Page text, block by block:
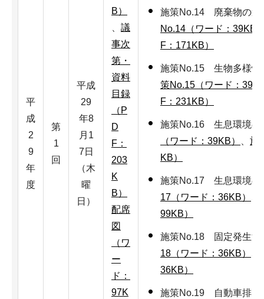
平
成
2
9
年
度
第
1
回
平成
29
年8
月1
7日
（木
曜
日）
B）
議
事次
第・
資料
目録
（P
D
F：
203
K
B）
配席
図
（ワ
ー
ド：
97K
施策No.14 廃棄物の
No.14（ワード：39KB
F：171KB）
施策No.15 生物多様
策No.15（ワード：
F：231KB）
施策No.16 生息環境
（ワード：39KB）
施
KB）
施策No.17 生息環境
17（ワード：36KB）
99KB）
施策No.18 固定発生
18（ワード：36KB）
36KB）
施策No.19 自動車排